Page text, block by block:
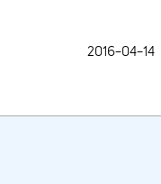
2016-04-14